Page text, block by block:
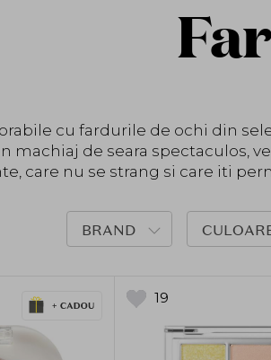
cu fardurile de ochi din
machiaj de seara spectaculos,
care nu se strang si care iti
BRAND
19